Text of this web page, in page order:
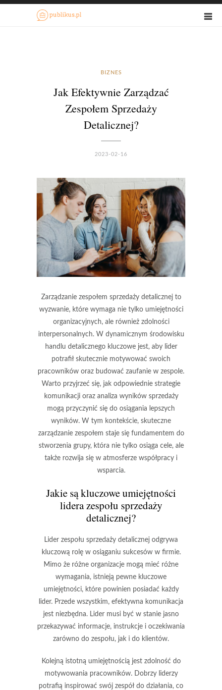
BIZNES
Jak Efektywnie Zarządzać
Zespołem Sprzedaży
Detalicznej?
2023-02-16
Zarządzanie zespołem sprzedaży detalicznej to
wyzwanie, które wymaga nie tylko umiejętności
organizacyjnych, ale również zdolności
interpersonalnych. W dynamicznym środowisku
handlu detalicznego kluczowe jest, aby lider
potrafił skutecznie motywować swoich
pracowników oraz budować zaufanie w zespole.
Warto przyjrzeć się, jak odpowiednie strategie
komunikacji oraz analiza wyników sprzedaży
mogą przyczynić się do osiągania lepszych
wyników. W tym kontekście, skuteczne
zarządzanie zespołem staje się fundamentem do
stworzenia grupy, która nie tylko osiąga cele, ale
także rozwija się w atmosferze współpracy i
wsparcia.
Jakie są kluczowe umiejętności
lidera zespołu sprzedaży
detalicznej?
Lider zespołu sprzedaży detalicznej odgrywa
kluczową rolę w osiąganiu sukcesów w firmie.
Mimo że różne organizacje mogą mieć różne
wymagania, istnieją pewne kluczowe
umiejętności, które powinien posiadać każdy
lider. Przede wszystkim, efektywna komunikacja
jest niezbędna. Lider musi być w stanie jasno
przekazywać informacje, instrukcje i oczekiwania
zarówno do zespołu, jak i do klientów.
Kolejną istotną umiejętnością jest zdolność do
motywowania pracowników. Dobrzy liderzy
potrafią inspirować swój zespół do działania, co